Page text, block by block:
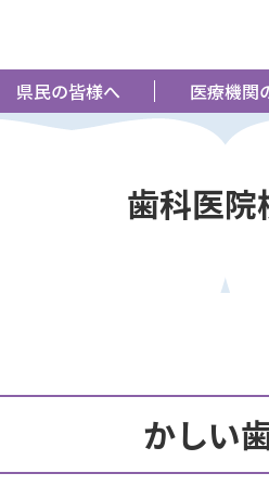
県民の皆様へ 医療機関
歯科医院
かしい